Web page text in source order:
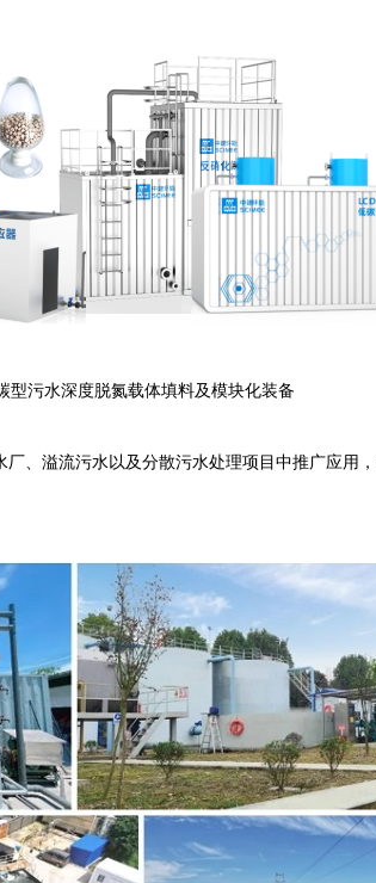
污水深度脱氮载体填料及模块化装备
、溢流污水以及分散污水处理项目中推广应用